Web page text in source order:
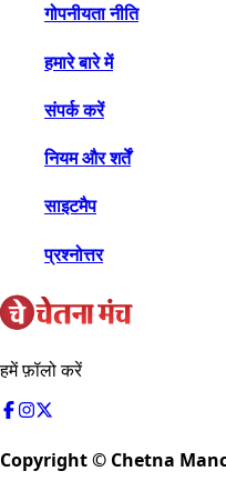
गोपनीयता नीति
हमारे बारे में
संपर्क करें
नियम और शर्तें
साइटमैप
प्रश्नोत्तर
हमें फ़ॉलो करें
Copyright © Chetna